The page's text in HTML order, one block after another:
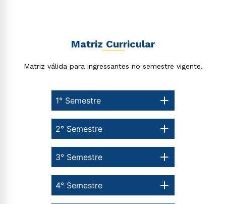
Matriz Curricular
Matriz válida para ingressantes no semestre vigente.
1° Semestre
4° Semestre
3° Semestre
2° Semestre